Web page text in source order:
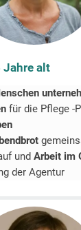
Jahre alt
für die Pflege -
und Arbeit im
der Agentur